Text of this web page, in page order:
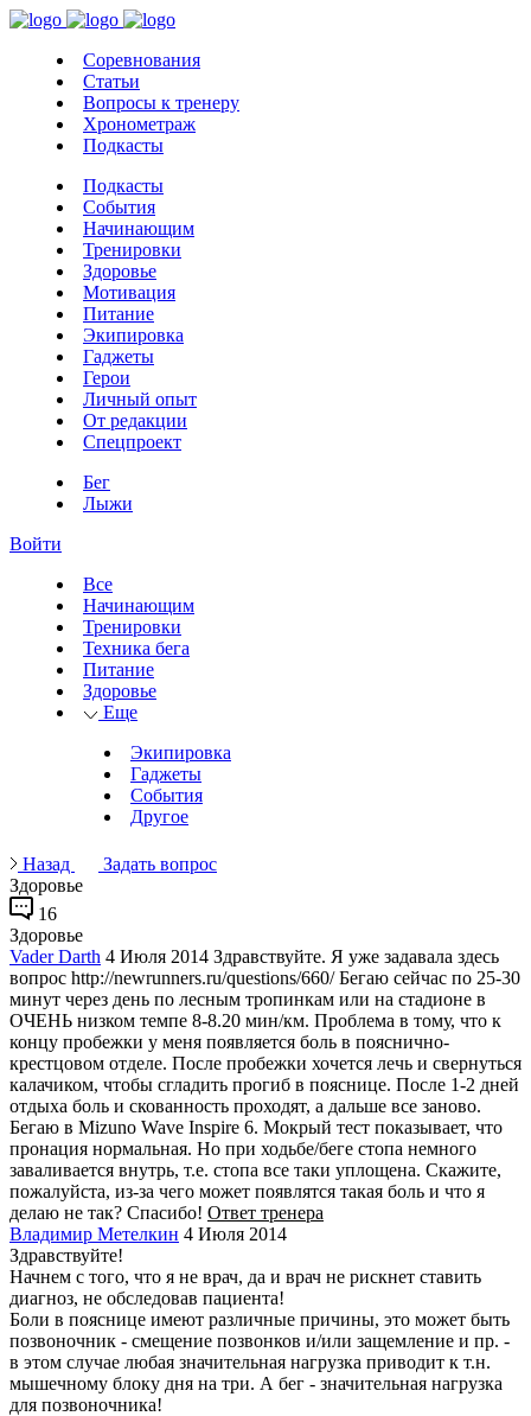
Соревнования
Статьи
Вопросы к тренеру
Хронометраж
Подкасты
Подкасты
События
Начинающим
Тренировки
Здоровье
Мотивация
Питание
Экипировка
Гаджеты
Герои
Личный опыт
От редакции
Спецпроект
Бег
Лыжи
Войти
Все
Начинающим
Тренировки
Техника бега
Питание
Здоровье
Еще
Экипировка
Гаджеты
События
Другое
Назад
Задать вопрос
Здоровье
16
Здоровье
Vader Darth 4 Июля 2014 Здравствуйте. Я уже задавала здесь
вопрос http://newrunners.ru/questions/660/ Бегаю сейчас по 25-30
минут через день по лесным тропинкам или на стадионе в
ОЧЕНЬ низком темпе 8-8.20 мин/км. Проблема в тому, что к
концу пробежки у меня появляется боль в пояснично-
крестцовом отделе. После пробежки хочется лечь и свернуться
калачиком, чтобы сгладить прогиб в пояснице. После 1-2 дней
отдыха боль и скованность проходят, а дальше все заново.
Бегаю в Mizuno Wave Inspire 6. Мокрый тест показывает, что
пронация нормальная. Но при ходьбе/беге стопа немного
заваливается внутрь, т.е. стопа все таки уплощена. Скажите,
пожалуйста, из-за чего может появлятся такая боль и что я
делаю не так? Спасибо! Ответ тренера
Владимир Метелкин 4 Июля 2014
Здравствуйте!
Начнем с того, что я не врач, да и врач не рискнет ставить
диагноз, не обследовав пациента!
Боли в пояснице имеют различные причины, это может быть
позвоночник - смещение позвонков и/или защемление и пр. -
в этом случае любая значительная нагрузка приводит к т.н.
мышечному блоку дня на три. А бег - значительная нагрузка
для позвоночника!